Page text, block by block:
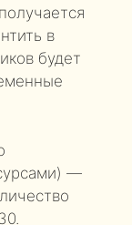
в
будет
—